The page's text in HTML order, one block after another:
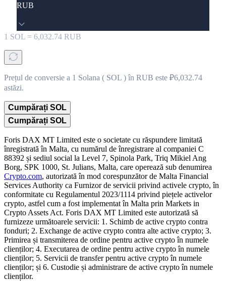
RUB
1 SOL = 6,032.74 RUB
Prețul de conversie a 1 Solana ( SOL ) în RUB este ₽6,032.74
astăzi.
Cumpărați SOL
Cumpărați SOL
Foris DAX MT Limited este o societate cu răspundere limitată
înregistrată în Malta, cu numărul de înregistrare al companiei C
88392 și sediul social la Level 7, Spinola Park, Triq Mikiel Ang
Borg, SPK 1000, St. Julians, Malta, care operează sub denumirea
Crypto.com, autorizată în mod corespunzător de Malta Financial
Services Authority ca Furnizor de servicii privind activele crypto, în
conformitate cu Regulamentul 2023/1114 privind piețele activelor
crypto, astfel cum a fost implementat în Malta prin Markets in
Crypto Assets Act. Foris DAX MT Limited este autorizată să
furnizeze următoarele servicii: 1. Schimb de active crypto contra
fonduri; 2. Exchange de active crypto contra alte active crypto; 3.
Primirea și transmiterea de ordine pentru active crypto în numele
clienților; 4. Executarea de ordine pentru active crypto în numele
clienților; 5. Servicii de transfer pentru active crypto în numele
clienților; și 6. Custodie și administrare de active crypto în numele
clienților.